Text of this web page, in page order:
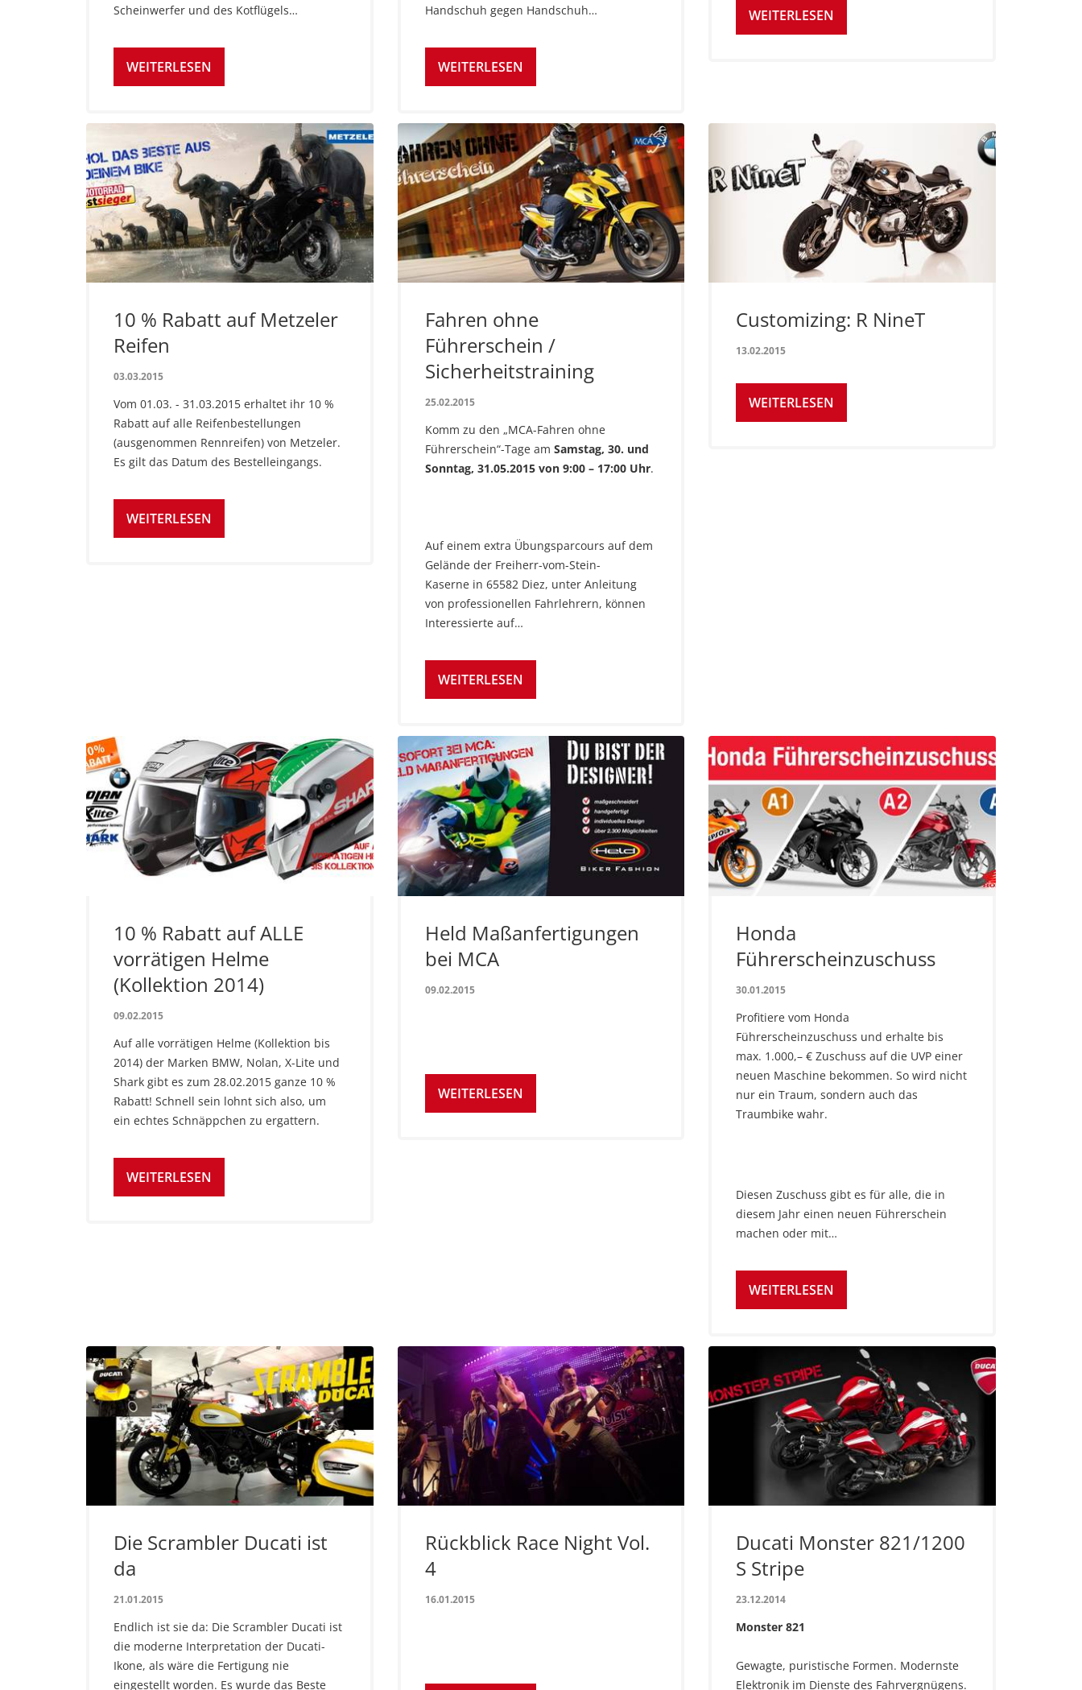
Scheinwerfer und des Kotflügels…
WEITERLESEN
Handschuh gegen Handschuh…
WEITERLESEN
WEITERLESEN
10 % Rabatt auf Metzeler
Reifen
03.03.2015
Vom 01.03. - 31.03.2015 erhaltet ihr 10 %
Rabatt auf alle Reifenbestellungen
(ausgenommen Rennreifen) von Metzeler.
Es gilt das Datum des Bestelleingangs.
WEITERLESEN
Fahren ohne
Führerschein /
Sicherheitstraining
25.02.2015
Komm zu den „MCA-Fahren ohne
Führerschein“-Tage am Samstag, 30. und
Sonntag, 31.05.2015 von 9:00 – 17:00 Uhr.
Auf einem extra Übungsparcours auf dem
Gelände der Freiherr-vom-Stein-
Kaserne in 65582 Diez, unter Anleitung
von professionellen Fahrlehrern, können
Interessierte auf…
WEITERLESEN
Customizing: R NineT
13.02.2015
WEITERLESEN
10 % Rabatt auf ALLE
vorrätigen Helme
(Kollektion 2014)
09.02.2015
Auf alle vorrätigen Helme (Kollektion bis
2014) der Marken BMW, Nolan, X-Lite und
Shark gibt es zum 28.02.2015 ganze 10 %
Rabatt! Schnell sein lohnt sich also, um
ein echtes Schnäppchen zu ergattern.
WEITERLESEN
Held Maßanfertigungen
bei MCA
09.02.2015
WEITERLESEN
Honda
Führerscheinzuschuss
30.01.2015
Profitiere vom Honda
Führerscheinzuschuss und erhalte bis
max. 1.000,– € Zuschuss auf die UVP einer
neuen Maschine bekommen. So wird nicht
nur ein Traum, sondern auch das
Traumbike wahr.
Diesen Zuschuss gibt es für alle, die in
diesem Jahr einen neuen Führerschein
machen oder mit…
WEITERLESEN
Die Scrambler Ducati ist
da
21.01.2015
Endlich ist sie da: Die Scrambler Ducati ist
die moderne Interpretation der Ducati-
Ikone, als wäre die Fertigung nie
eingestellt worden. Es wurde das Beste
Rückblick Race Night Vol.
4
16.01.2015
Ducati Monster 821/1200
S Stripe
23.12.2014
Monster 821
Gewagte, puristische Formen. Modernste
Elektronik im Dienste des Fahrvergnügens.